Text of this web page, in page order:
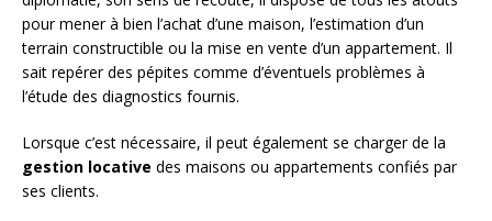
pour mener à bien l’achat d’une maison, l’estimation d’un
terrain constructible ou la mise en vente d’un appartement. Il
sait repérer des pépites comme d’éventuels problèmes à
l’étude des diagnostics fournis.
Lorsque c’est nécessaire, il peut également se charger de la
gestion locative des maisons ou appartements confiés par
ses clients.